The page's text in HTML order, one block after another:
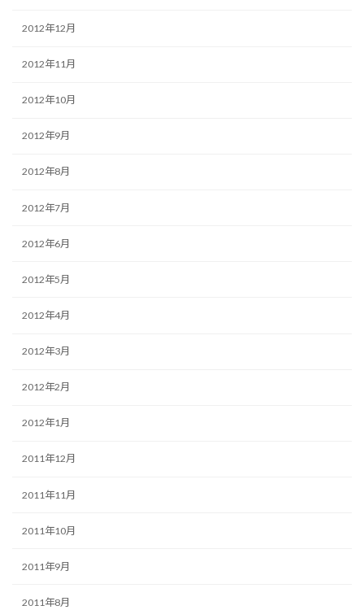
2012年12月
2012年11月
2012年10月
2012年9月
2012年8月
2012年7月
2012年6月
2012年5月
2012年4月
2012年3月
2012年2月
2012年1月
2011年12月
2011年11月
2011年10月
2011年9月
2011年8月